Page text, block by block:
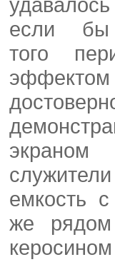
если бы
того
экраном
емкость
же рядом